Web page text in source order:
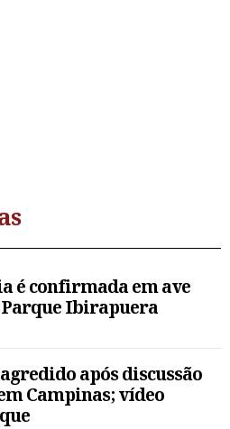
é confirmada em ave
Ibirapuera
após discussão
Campinas; vídeo